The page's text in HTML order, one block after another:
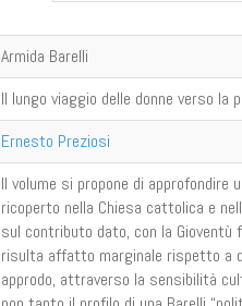
Armida Barelli
Il lungo viaggio delle donne verso la
Ernesto Preziosi
Il volume si propone di approfondire
ricoperto nella Chiesa cattolica e
sul contributo dato, con la Gioventù
risulta affatto marginale rispetto a
approdo, attraverso la sensibilità